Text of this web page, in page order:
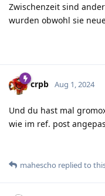
Zwischenzeit sind
wurden obwohl sie
crpb Aug 1, 2024
Und du hast mal
wie im ref. post
mahescho replied to